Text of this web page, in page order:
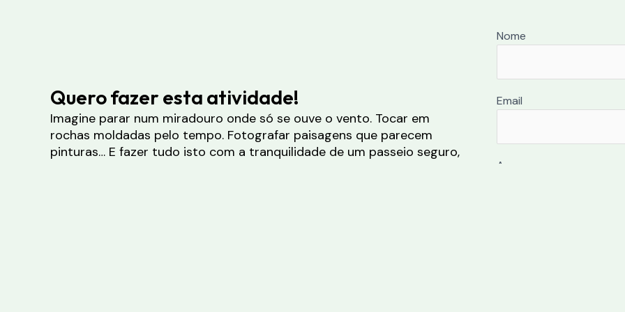
Quero fazer esta atividade!
Imagine parar num miradouro onde só se ouve o vento. Tocar em
rochas moldadas pelo tempo. Fotografar paisagens que parecem
pinturas… E fazer tudo isto com a tranquilidade de um passeio seguro,
Nome
Email
A sua mensagem